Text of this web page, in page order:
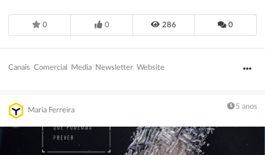
0 0 286 0
Canais Comercial Media Newsletter Website
Maria Ferreira 5 anos